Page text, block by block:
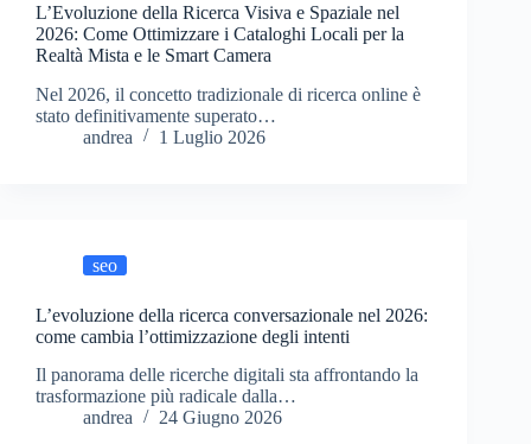
L’Evoluzione della Ricerca Visiva e Spaziale nel
2026: Come Ottimizzare i Cataloghi Locali per la
Realtà Mista e le Smart Camera
Nel 2026, il concetto tradizionale di ricerca online è
stato definitivamente superato…
andrea
1 Luglio 2026
seo
L’evoluzione della ricerca conversazionale nel 2026:
come cambia l’ottimizzazione degli intenti
Il panorama delle ricerche digitali sta affrontando la
trasformazione più radicale dalla…
andrea
24 Giugno 2026